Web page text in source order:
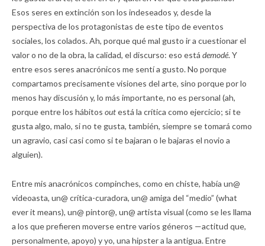
Esos seres en extinción son los indeseados y, desde la
perspectiva de los protagonistas de este tipo de eventos
sociales, los colados. Ah, porque qué mal gusto ir a cuestionar el
valor o no de la obra, la calidad, el discurso: eso está demodé. Y
entre esos seres anacrónicos me sentí a gusto. No porque
compartamos precisamente visiones del arte, sino porque por lo
menos hay discusión y, lo más importante, no es personal (ah,
porque entre los hábitos outestá la crítica como ejercicio; si te
gusta algo, malo, si no te gusta, también, siempre se tomará como
un agravio, casi casi como si te bajaran o le bajaras el novio a
alguien).
Entre mis anacrónicos compinches, como en chiste, había un@
videoasta, un@ crítica-curadora, un@ amiga del “medio” (what
ever it means), un@ pintor@, un@ artista visual (como se les llama
a los que prefieren moverse entre varios géneros —actitud que,
personalmente, apoyo) y yo, una hipster a la antigua. Entre